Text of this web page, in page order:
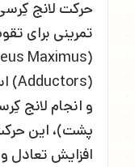
تمرینی برای
و انجام لانج
پشت)، این
افزایش